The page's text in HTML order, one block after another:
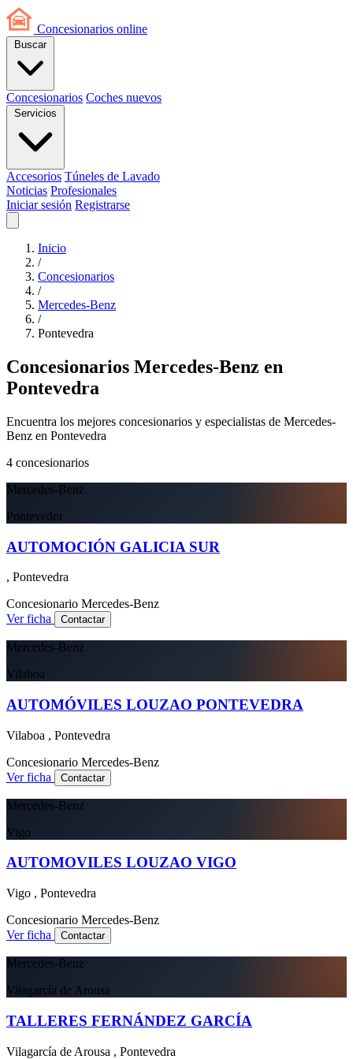
Concesionarios online
Buscar
Concesionarios Coches nuevos
Servicios
Accesorios Túneles de Lavado
Noticias Profesionales
Iniciar sesión Registrarse
Inicio
/
Concesionarios
/
Mercedes-Benz
/
Pontevedra
Concesionarios Mercedes-Benz en
Pontevedra
Encuentra los mejores concesionarios y especialistas de Mercedes-
Benz en Pontevedra
4 concesionarios
Mercedes-Benz
Pontevedra
AUTOMOCIÓN GALICIA SUR
, Pontevedra
Concesionario Mercedes-Benz
Ver ficha
Contactar
Mercedes-Benz
Vilaboa
AUTOMÓVILES LOUZAO PONTEVEDRA
Vilaboa , Pontevedra
Concesionario Mercedes-Benz
Ver ficha
Contactar
Mercedes-Benz
Vigo
AUTOMOVILES LOUZAO VIGO
Vigo , Pontevedra
Concesionario Mercedes-Benz
Ver ficha
Contactar
Mercedes-Benz
Vilagarcía de Arousa
TALLERES FERNÁNDEZ GARCÍA
Vilagarcía de Arousa , Pontevedra